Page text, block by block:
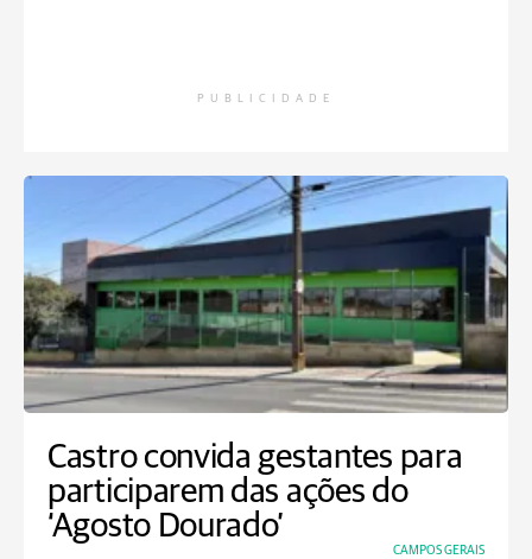
PUBLICIDADE
Castro convida gestantes para
participarem das ações do
‘Agosto Dourado’
CAMPOS GERAIS